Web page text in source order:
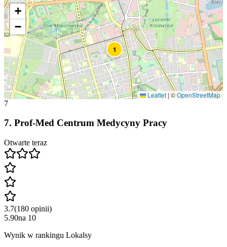
1
+
−
Leaflet | ©OpenStreetMap
7
7. Prof-Med Centrum Medycyny Pracy
Otwarte teraz
3.7(180 opinii)
5.90na 10
Wynik w rankingu Lokalsy